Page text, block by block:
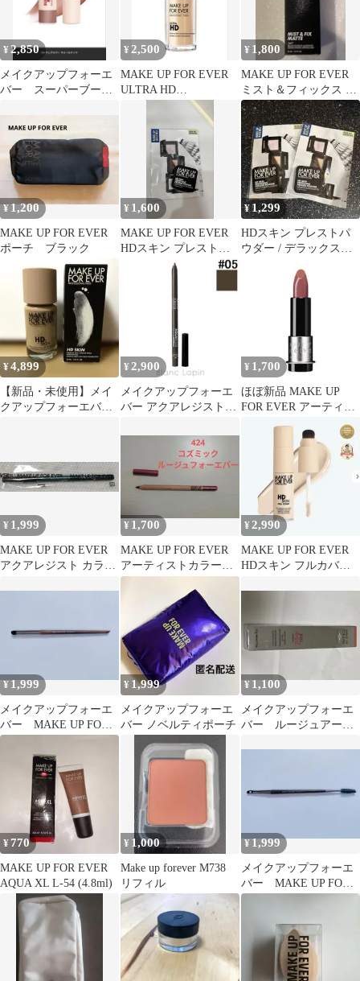
¥ 2,850
メイクアップフォーエ
バー スーパーブース
¥ 2,500
MAKE UP FOR EVER
ULTRA HD
FOUNDATION
¥ 1,800
MAKE UP FOR EVER
ミスト＆フィックス マ
ット 30ml
¥1,200
MAKE UP FOR EVER
ポーチ ブラック
¥ 1,600
MAKE UP FOR EVER
HDスキン プレストパ
ウダー 0.2 x 2個
¥1,299
HDスキン プレストパ
ウダー / デラックスサ
¥4,899
【新品・未使用】メイ
クアップフォーエバ
¥ 2,900
メイクアップフォーエ
バー アクアレジストカ
ライナー
¥ 1,700
ほぼ新品 MAKE UP
FOR EVER アーティス
トルージュ ヌードカラ
¥ 1,999
MAKE UP FOR EVER
アクアレジスト カラー
¥ 1,700
MAKE UP FOR EVER
アーティストカラーペ
ンシル コズミック 424
¥2,990
MAKE UP FOR EVER
HDスキン フルカバー
¥1,999
メイクアップフォーエ
バー MAKE UP FOR
EVER ブラシ 216
¥ 1,999
メイクアップフォーエ
バー ノベルティポーチ
¥1,100
メイクアップフォーエ
バー ルージュアーテ
¥ 770
MAKE UP FOR EVER
AQUA XL L-54 (4.8ml)
¥ 1,000
Make up forever M738
リフィル
¥1,999
メイクアップフォーエ
バー MAKE UP FOR
EVER ブラシ 274